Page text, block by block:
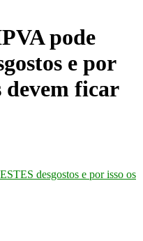
pode
e por
devem ficar